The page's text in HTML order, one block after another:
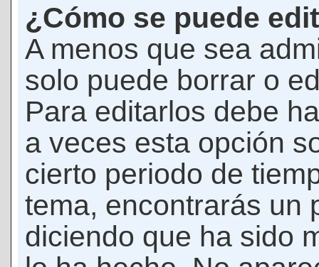
¿Cómo se puede
A menos que sea
solo puede borrar o
Para editarlos debe
a veces esta opción
cierto periodo de
tema, encontrarás un
diciendo que ha sido